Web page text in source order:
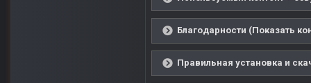
Благодарности (Показать
Правильная установка и